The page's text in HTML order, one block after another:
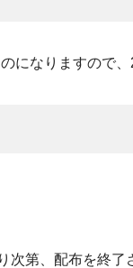
になりますので
第、配布を終了